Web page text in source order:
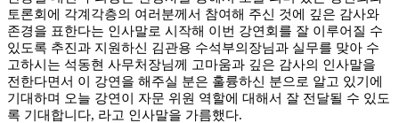
토론회에 각계각층의 여러분께서 참여해 주신 것에 깊은 감사와
존경을 표한다는 인사말로 시작해 이번 강연회를 잘 이루어질 수
있도록 추진과 지원하신 김관용 수석부의장님과 실무를 맞아 수
고하시는 석동현 사무처장님께 고마움과 깊은 감사의 인사말을
전한다면서 이 강연을 해주실 분은 훌륭하신 분으로 알고 있기에
기대하며 오늘 강연이 자문 위원 역할에 대해서 잘 전달될 수 있도
록 기대합니다, 라고 인사말을 가름했다.